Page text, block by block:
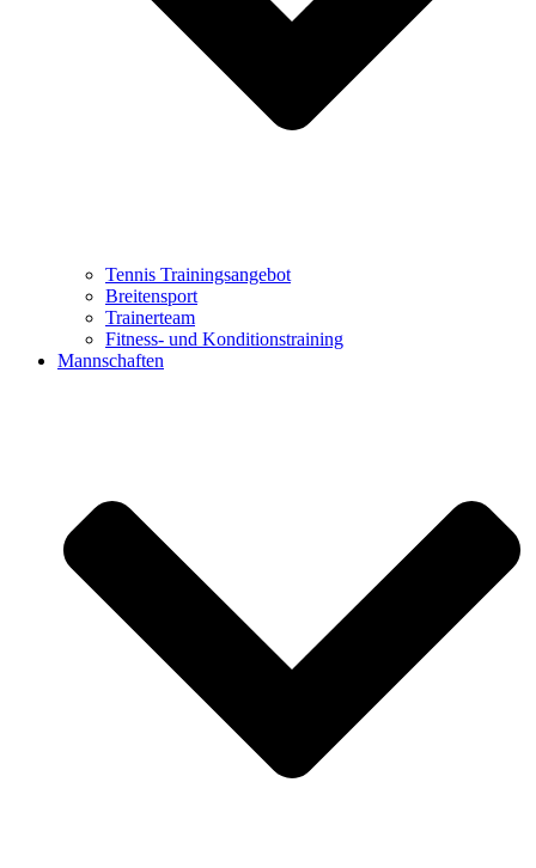
Tennis Trainingsangebot
Breitensport
Trainerteam
Fitness- und Konditionstraining
Mannschaften